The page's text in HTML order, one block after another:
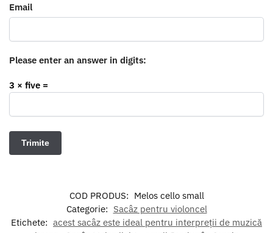
Email
Please enter an answer in digits:
3 × five =
COD PRODUS: Melos cello small
Categorie: Sacâz pentru violoncel
Etichete: acest sacâz este ideal pentru interpreții de muzică